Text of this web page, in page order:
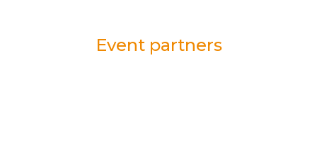
Event partners